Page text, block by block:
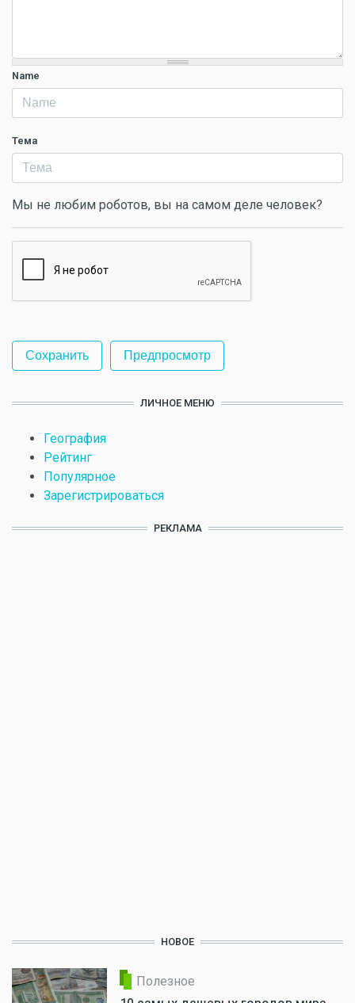
Name
Тема
Мы не любим роботов, вы на самом деле человек?
ЛИЧНОЕ МЕНЮ
География
Рейтинг
Популярное
Зарегистрироваться
РЕКЛАМА
НОВОЕ
Полезное